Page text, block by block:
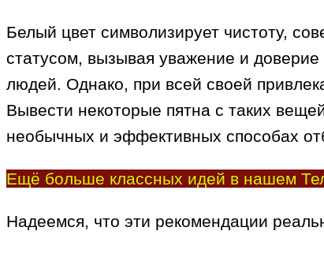
Белый цвет символизирует чистоту,
статусом, вызывая уважение и
людей. Однако, при всей своей
Вывести некоторые пятна с таких
необычных и эффективных способах
Ещё больше классных идей в нашем
Надеемся, что эти рекомендации